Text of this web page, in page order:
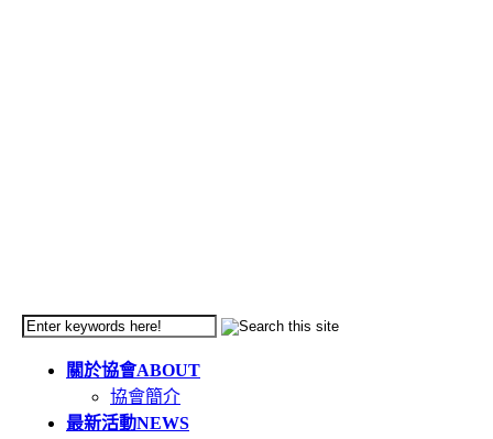
關於協會ABOUT
協會簡介
最新活動NEWS